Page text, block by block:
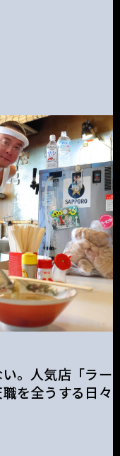
。人気店「ラー
を全うする日々